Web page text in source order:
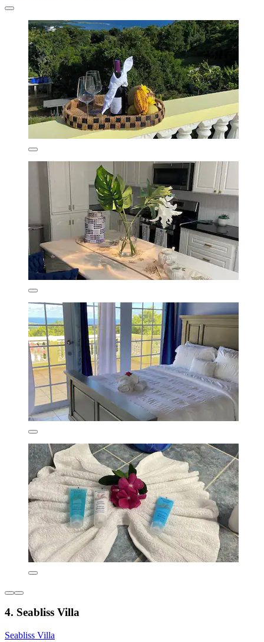
4. Seabliss Villa
Seabliss Villa